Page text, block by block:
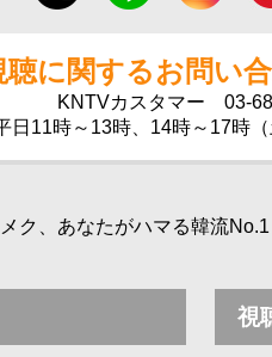
聴に関するお問い
KNTVカスタマー 03-
日11時～13時、14時～17時（
ク、あなたがハマる韓流
視